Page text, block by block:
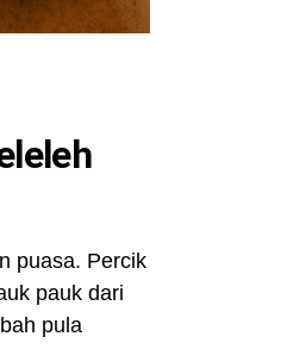
puasa. Percik
pauk dari
pula